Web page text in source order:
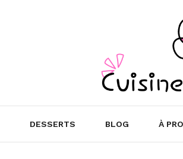
DESSERTS BLOG À